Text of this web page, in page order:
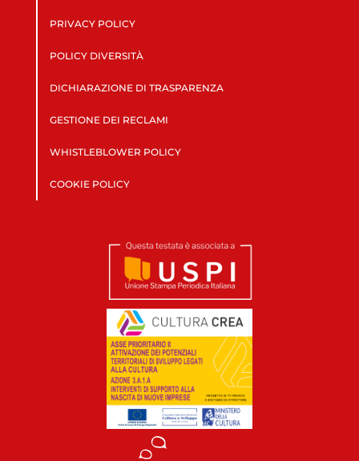
PRIVACY POLICY
POLICY DIVERSITÀ
DICHIARAZIONE DI TRASPARENZA
GESTIONE DEI RECLAMI
WHISTLEBLOWER POLICY
COOKIE POLICY